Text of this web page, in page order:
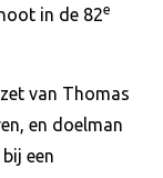
in de 82e
van Thomas
en doelman
een